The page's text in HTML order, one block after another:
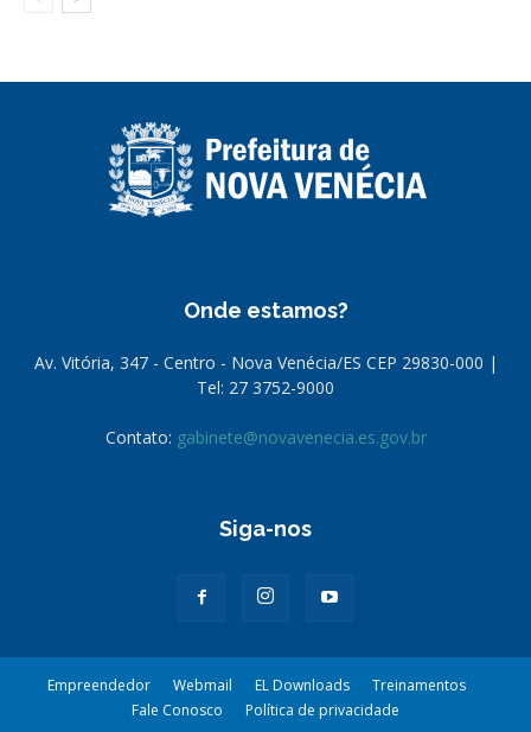
Onde estamos?
Av. Vitória, 347 - Centro - Nova Venécia/ES CEP 29830-000 |
Tel: 27 3752-9000
Contato: gabinete@novavenecia.es.gov.br
Siga-nos
Empreendedor Webmail EL Downloads
Treinamentos
Fale Conosco
Política de privacidade